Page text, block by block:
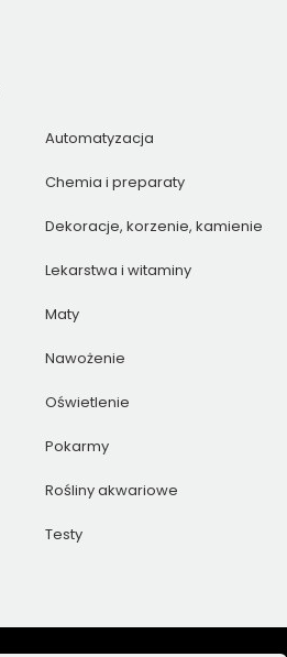
Automatyzacja
Chemia i preparaty
Dekoracje, korzenie, kamienie
Lekarstwa i witaminy
Maty
Nawożenie
Oświetlenie
Pokarmy
Rośliny akwariowe
Testy